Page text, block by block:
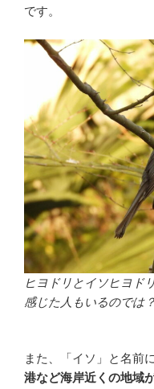
です。
ヒヨドリとイソヒヨド
感じた人もいるのでは？
また、「イソ」と名前
港など海岸近くの地域